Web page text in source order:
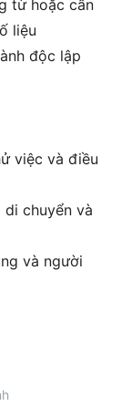
từ hoặc cần
liệu
độc lập
việc và điều
chuyển và
và người